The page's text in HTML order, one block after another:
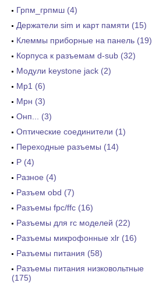
Грпм_грпмш (4)
Держатели sim и карт памяти (15)
Клеммы приборные на панель (19)
Корпуса к разъемам d-sub (32)
Модули keystone jack (2)
Мр1 (6)
Мрн (3)
Онп... (3)
Оптические соединители (1)
Переходные разъемы (14)
Р (4)
Разное (4)
Разъем obd (7)
Разъемы fpc/ffc (16)
Разъемы для rc моделей (22)
Разъемы микрофонные xlr (16)
Разъемы питания (58)
Разъемы питания низковольтные
(175)